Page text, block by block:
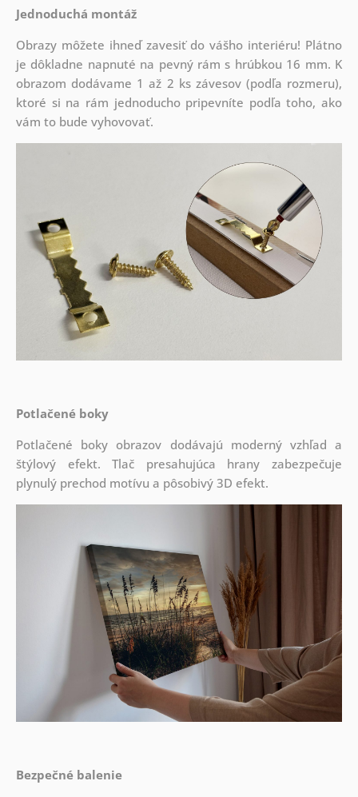
Jednoduchá montáž
Obrazy môžete ihneď zavesiť do vášho interiéru! Plátno
je dôkladne napnuté na pevný rám s hrúbkou 16 mm. K
obrazom dodávame 1 až 2 ks závesov (podľa rozmeru),
ktoré si na rám jednoducho pripevníte podľa toho, ako
vám to bude vyhovovať.
Potlačené boky
Potlačené boky obrazov dodávajú moderný vzhľad a
štýlový efekt. Tlač presahujúca hrany zabezpečuje
plynulý prechod motívu a pôsobivý 3D efekt.
Bezpečné balenie